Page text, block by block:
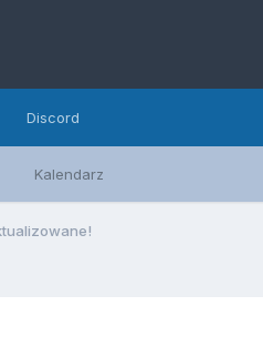
Kalendarz
Discord